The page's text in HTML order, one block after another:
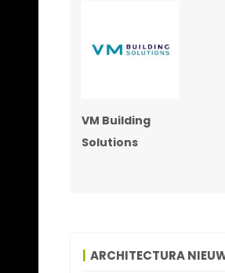
VM Building
Solutions
ARCHITECTURA